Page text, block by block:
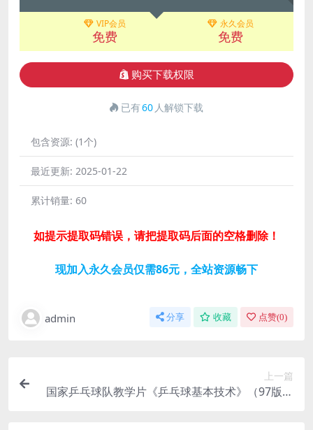
VIP会员
免费
永久会员
免费
购买下载权限
已有60 人解锁下载
包含资源: (1个)
最近更新: 2025-01-22
累计销量: 60
如提示提取码错误，请把提取码后面的空格删除！
现加入永久会员仅需86元，全站资源畅下
admin 分享 收藏 点赞(0)
上一篇
国家乒乓球队教学片《乒乓球基本技术》（97版标